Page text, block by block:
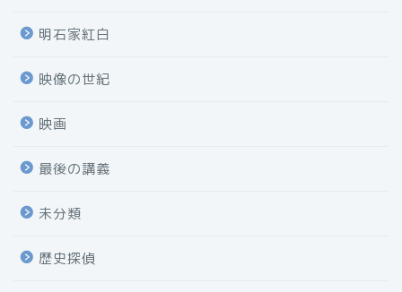
明石家紅白
映像の世紀
映画
最後の講義
未分類
歴史探偵